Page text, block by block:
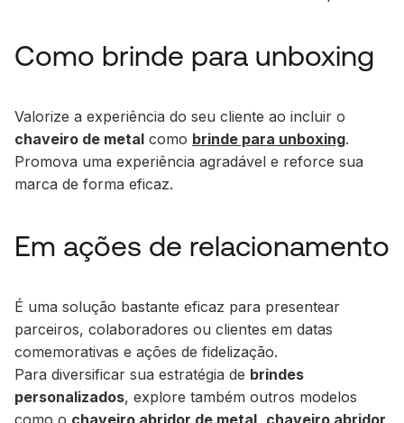
Como brinde para unboxing
Valorize a experiência do seu cliente ao incluir o
chaveiro de metal como brinde para unboxing.
Promova uma experiência agradável e reforce sua
marca de forma eficaz.
Em ações de relacionamento
É uma solução bastante eficaz para presentear
parceiros, colaboradores ou clientes em datas
comemorativas e ações de fidelização.
Para diversificar sua estratégia de brindes
personalizados, explore também outros modelos